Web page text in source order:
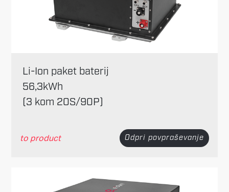
Li-Ion paket baterij
56,3kWh
(3 kom 20S/90P)
to product Odpri povpraševanje